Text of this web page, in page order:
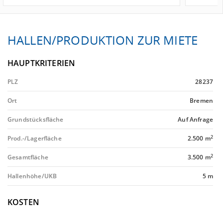
HALLEN/PRODUKTION ZUR MIETE
HAUPTKRITERIEN
PLZ 28237
Ort Bremen
Grundstücksfläche Auf Anfrage
Prod.-/Lagerfläche 2.500 m2
Gesamtfläche 3.500 m2
Hallenhöhe/UKB 5 m
KOSTEN